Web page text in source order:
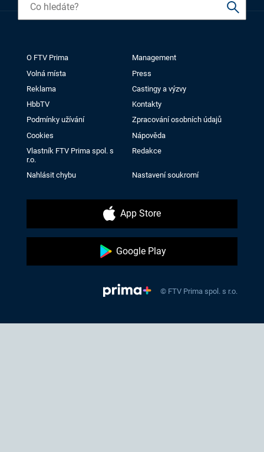
O FTV Prima
Management
Volná místa
Press
Reklama
Castingy a výzvy
HbbTV
Kontakty
Podmínky užívání
Zpracování osobních údajů
Cookies
Nápověda
Vlastník FTV Prima spol. s
r.o.
Redakce
Nahlásit chybu Nastavení soukromí
App Store
Google Play
© FTV Prima spol. s r.o.